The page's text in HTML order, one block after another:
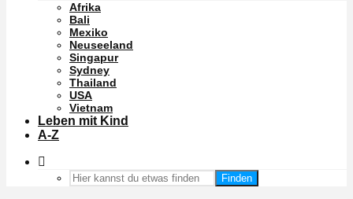
Afrika
Bali
Mexiko
Neuseeland
Singapur
Sydney
Thailand
USA
Vietnam
Leben mit Kind
A-Z
Finden